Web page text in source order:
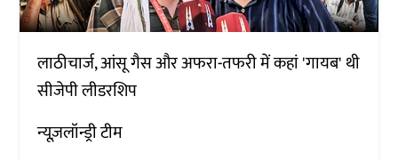
लाठीचार्ज, आंसू गैस और अफरा-तफरी में कहां 'गायब' थी
सीजेपी लीडरशिप
न्यूज़लॉन्ड्री टीम